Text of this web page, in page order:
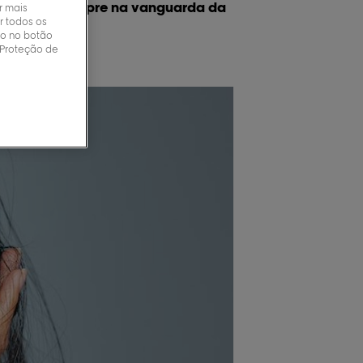
Paris, sempre na vanguarda da
mais
todos os
no botão
de